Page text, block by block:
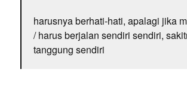
harusnya berhati-hati, apalagi jika
/ harus berjalan sendiri sendiri,
tanggung sendiri